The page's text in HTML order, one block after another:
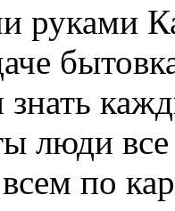
руками
люди
по